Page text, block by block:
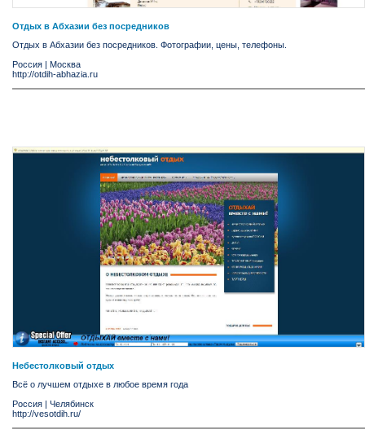
Отдых в Абхазии без посредников
Отдых в Абхазии без посредников. Фотографии, цены, телефоны.
Россия | Москва
http://otdih-abhazia.ru
Небестолковый отдых
Всё о лучшем отдыхе в любое время года
Россия | Челябинск
http://vesotdih.ru/